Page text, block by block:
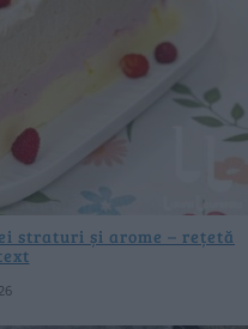
straturi și arome – rețetă